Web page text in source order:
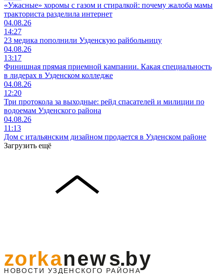
«Ужасные» хоромы с газом и стиралкой: почему жалоба мамы
тракториста разделила интернет
04.08.26
14:27
23 медика пополнили Узденскую райбольницу
04.08.26
13:17
Финишная прямая приемной кампании. Какая специальность
в лидерах в Узденском колледже
04.08.26
12:20
Три протокола за выходные: рейд спасателей и милиции по
водоемам Узденского района
04.08.26
11:13
Дом с итальянским дизайном продается в Узденском районе
Загрузить ещё